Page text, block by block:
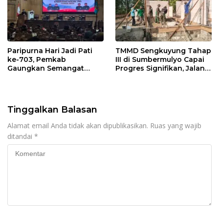
Paripurna Hari Jadi Pati
ke-703, Pemkab
Gaungkan Semangat
TMMD Sengkuyung Tahap
III di Sumbermulyo Capai
Progres Signifikan, Jalan
Tinggalkan Balasan
Alamat email Anda tidak akan dipublikasikan. Ruas yang wajib
ditandai *